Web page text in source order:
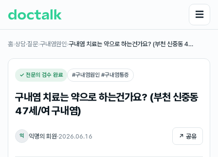
☰
홈›상담·질문›구내염원인›구내염 치료는 약으로 하는건가요? (부천 신중동 4…
✓ 전문의 검수 완료 #구내염원인 #구내염통증
구내염 치료는 약으로 하는건가요? (부천 신중동
47세/여 구내염)
익 익명의 회원·2026.06.16 ↗ 공유